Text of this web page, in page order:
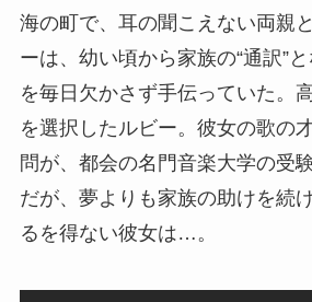
海の町で、耳の聞こえない両親
ーは、幼い頃から家族の“通訳”
を毎日欠かさず手伝っていた。
を選択したルビー。彼女の歌の
問が、都会の名門音楽大学の受
だが、夢よりも家族の助けを続
るを得ない彼女は…。